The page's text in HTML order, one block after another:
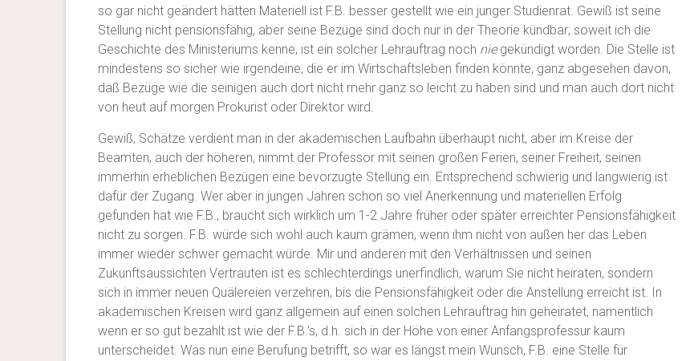
so gar nicht geändert hätten Materiell ist F.B. besser gestellt wie ein junger Studienrat. Gewiß ist seine
Stellung nicht pensionsfähig, aber seine Bezüge sind doch nur in der Theorie kündbar; soweit ich die
Geschichte des Ministeriums kenne, ist ein solcher Lehrauftrag noch niegekündigt worden. Die Stelle ist
mindestens so sicher wie irgendeine, die er im Wirtschaftsleben finden könnte, ganz abgesehen davon,
daß Bezüge wie die seinigen auch dort nicht mehr ganz so leicht zu haben sind und man auch dort nicht
von heut auf morgen Prokurist oder Direktor wird.
Gewiß, Schätze verdient man in der akademischen Laufbahn überhaupt nicht, aber im Kreise der
Beamten, auch der höheren, nimmt der Professor mit seinen großen Ferien, seiner Freiheit, seinen
immerhin erheblichen Bezügen eine bevorzugte Stellung ein. Entsprechend schwierig und langwierig ist
dafür der Zugang. Wer aber in jungen Jahren schon so viel Anerkennung und materiellen Erfolg
gefunden hat wie F.B., braucht sich wirklich um 1-2 Jahre früher oder später erreichter Pensionsfähigkeit
nicht zu sorgen. F.B. würde sich wohl auch kaum grämen, wenn ihm nicht von außen her das Leben
immer wieder schwer gemacht würde. Mir und anderen mit den Verhältnissen und seinen
Zukunftsaussichten Vertrauten ist es schlechterdings unerfindlich, warum Sie nicht heiraten, sondern
sich in immer neuen Quälereien verzehren, bis die Pensionsfähigkeit oder die Anstellung erreicht ist. In
akademischen Kreisen wird ganz allgemein auf einen solchen Lehrauftrag hin geheiratet, namentlich
wenn er so gut bezahlt ist wie der F.B.’s, d.h. sich in der Höhe von einer Anfangsprofessur kaum
unterscheidet. Was nun eine Berufung betrifft, so war es längst mein Wunsch, F.B. eine Stelle für